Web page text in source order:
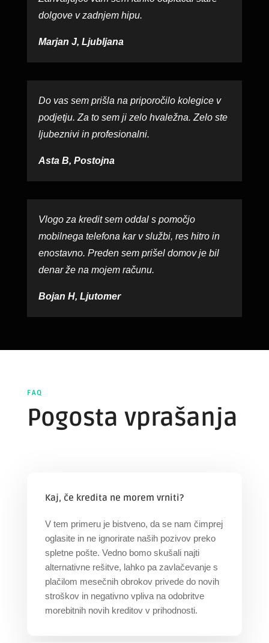
dolgove v zadnjem hipu.
Marjan J, Ljubljana
Do vas sem prišla na priporočilo kolegice v
podjetju. Za to sem ji zelo hvaležna. Zelo ste
ljubeznivi in profesionalni.
Asta B, Postojna
Vlogo za kredit sem oddal s pomočjo
mobilnega telefona kar v službi, res hitro in
enostavno. Preden sem prišel domov je bil
denar že na mojem računu.
Bojan H, Ljutomer
FAQ
Pogosta vprašanja
Kaj, če kredita ne morem vrniti?
V tem primeru je bistveno, da se nam čimprej
oglasite in ne ignorirate naših pozivov preko
spletne pošte. Vedno bomo skušali najti
alternativne rešitve, lahko pa zavlačevanje s
plačilom mesečnih obrokov privede do novih
stroškov in negativno vpliva na odobritve
morebitnih novih kreditov v prihodnosti.